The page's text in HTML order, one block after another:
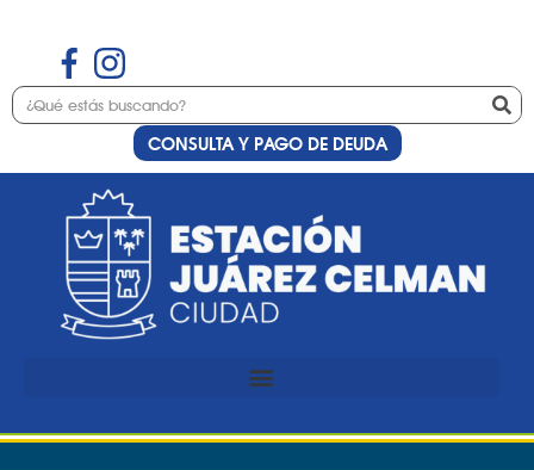
CONSULTA Y PAGO DE DEUDA